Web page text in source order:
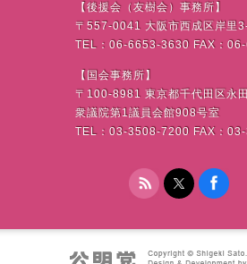
【後援会（友樹会）事務所】
〒 557-0041 大阪市西成区岸里
TEL ： 06-6653-3630 FAX ：
【国会事務所】
〒 100-8981 東京都千代田区永
衆議院第1議員会館908号室
TEL ： 03-3508-7200 FAX ：